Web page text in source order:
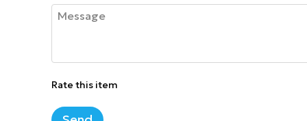
Rate this item